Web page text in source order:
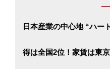
日本産業の中心地 “ハー
得は全国2位！家賃は東